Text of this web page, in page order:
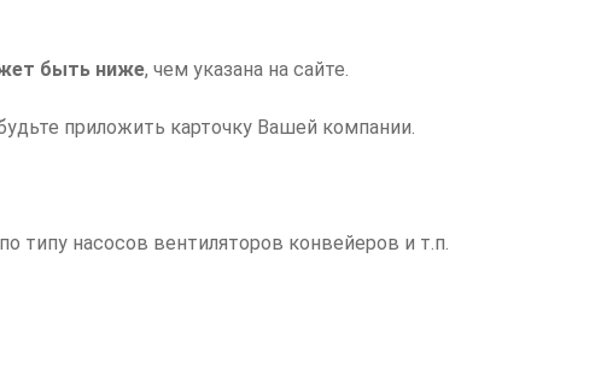
быть ниже, чем указана на сайте.
приложить карточку Вашей компании.
типу насосов вентиляторов конвейеров и т.п.